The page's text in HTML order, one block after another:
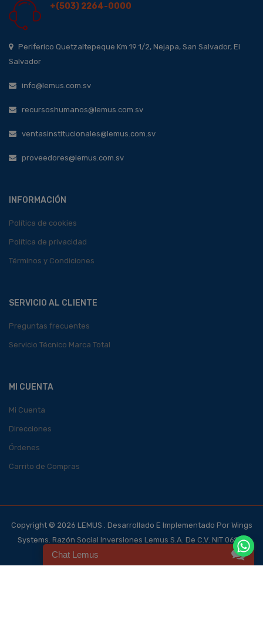
+(503) 2264-0000
Periferico Quetzaltepeque Km 19 1/2, Nejapa, San Salvador, El
Salvador
info@lemus.com.sv
recursoshumanos@lemus.com.sv
ventasinstitucionales@lemus.com.sv
proveedores@lemus.com.sv
INFORMACIÓN
Política de cookies
Política de privacidad
Términos y Condiciones
SERVICIO AL CLIENTE
Preguntas frecuentes
Servicio Técnico Marca Total
MI CUENTA
Mi Cuenta
Direcciones
Órdenes
Carrito de Compras
Copyright © 2026 LEMUS . Desarrollado E Implementado Por Wings
Systems. Razón Social Inversiones Lemus S.A. De C.V. NIT 0614-
140700-101-4, NRC 123562-0
Chat Lemus